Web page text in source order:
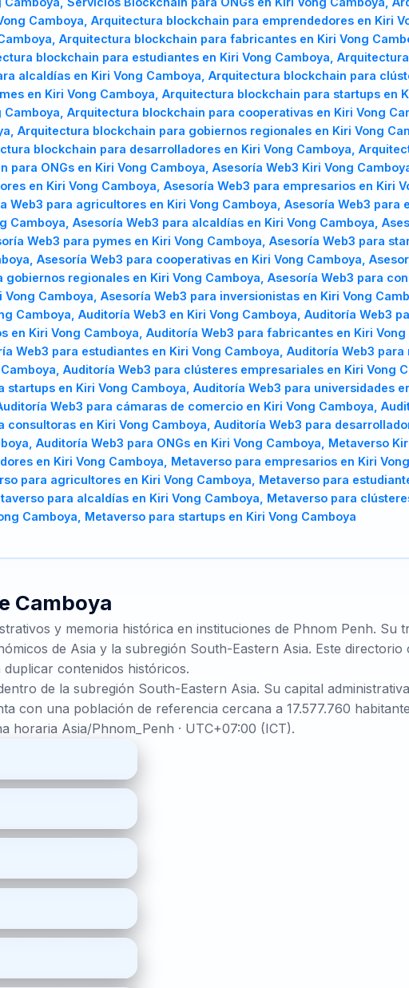
Camboya
y memoria histórica en instituciones de Phnom Penh. Su
de Asia y la subregión South-Eastern Asia. Este directorio
contenidos históricos.
de la subregión South-Eastern Asia. Su capital
con una población de referencia cercana a 17.577.760
horaria Asia/Phnom_Penh · UTC+07:00 (ICT).